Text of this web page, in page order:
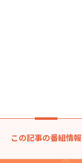
この記事の番組情報